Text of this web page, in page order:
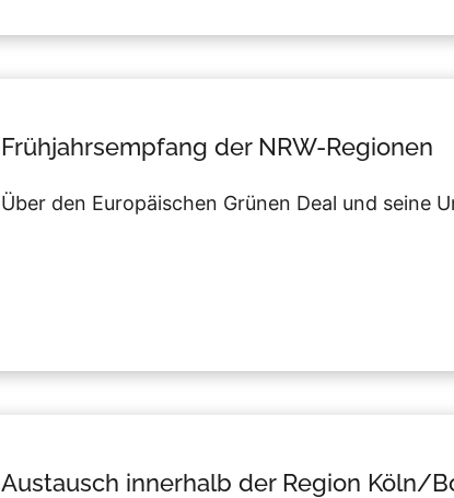
Frühjahrsempfang der NRW-Regionen
Über den Europäischen Grünen Deal und seine
Austausch innerhalb der Region Köln/